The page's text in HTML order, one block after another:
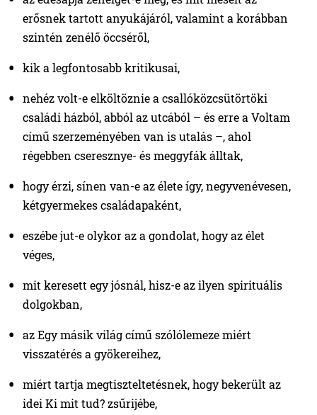
erősnek tartott anyukájáról, valamint a korábban
szintén zenélő öccséről,
kik a legfontosabb kritikusai,
nehéz volt-e elköltöznie a csallóközcsütörtöki
családi házból, abból az utcából – és erre a Voltam
című szerzeményében van is utalás –, ahol
régebben cseresznye- és meggyfák álltak,
hogy érzi, sínen van-e az élete így, negyvenévesen,
kétgyermekes családapaként,
eszébe jut-e olykor az a gondolat, hogy az élet
véges,
mit keresett egy jósnál, hisz-e az ilyen spirituális
dolgokban,
az Egy másik világ című szólólemeze miért
visszatérés a gyökereihez,
miért tartja megtiszteltetésnek, hogy bekerült az
idei Ki mit tud? zsűrijébe,